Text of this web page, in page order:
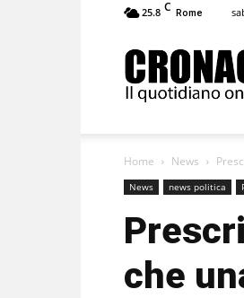
25.8 C Rome
Home News
News news politica
che